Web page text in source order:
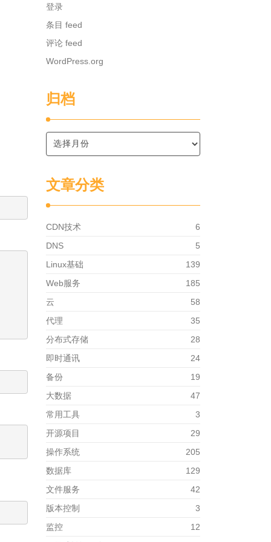
登录
条目 feed
评论 feed
WordPress.org
归档
文章分类
CDN技术
6
DNS
5
Linux基础
139
Web服务
185
云
58
代理
35
分布式存储
28
即时通讯
24
备份
19
大数据
47
常用工具
3
开源项目
29
操作系统
205
数据库
129
文件服务
42
版本控制
3
监控
12